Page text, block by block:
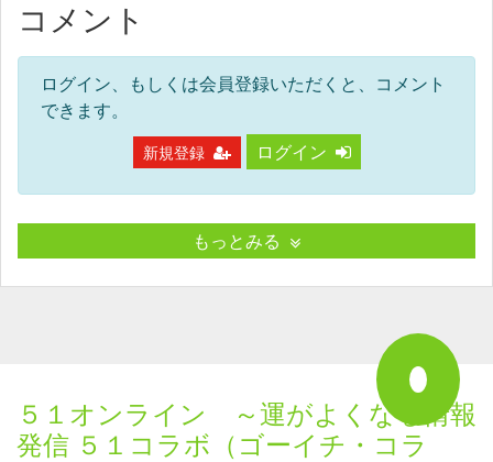
コメント
ログイン、もしくは会員登録いただくと、コメント
できます。
新規登録 ログイン
もっとみる
５１オンライン ～運がよくなる情報
発信 ５１コラボ（ゴーイチ・コラ